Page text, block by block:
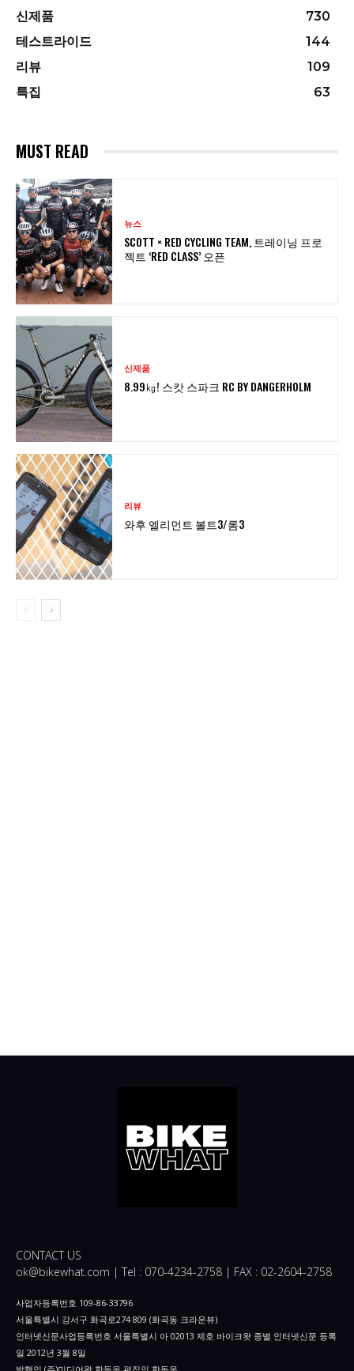
신제품
730
테스트라이드
144
리뷰
109
특집
63
MUST READ
뉴스
SCOTT × RED CYCLING TEAM, 트레이닝 프로
젝트 ‘RED CLASS’ 오픈
신제품
8.99㎏! 스캇 스파크 RC BY DANGERHOLM
리뷰
와후 엘리먼트 볼트3/롬3
CONTACT US
ok@bikewhat.com | Tel : 070-4234-2758 | FAX : 02-2604-2758
사업자등록번호 109-86-33796
서울특별시 강서구 화곡로274 809 (화곡동 크라운뷰)
인터넷신문사업등록번호 서울특별시 아 02013 제호 바이크왓 종별 인터넷신문 등록
일 2012년 3월 8일